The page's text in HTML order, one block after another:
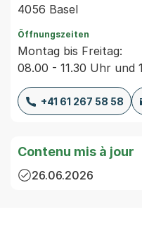
4056 Basel
Öffnungszeiten
Montag bis Freitag:
08.00 - 11.30 Uhr und
+41 61 267 58 58
Contenu mis à jour
26.06.2026